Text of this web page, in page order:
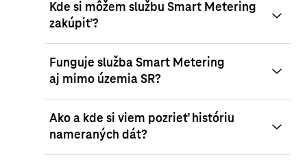
Kde si môžem službu Smart Metering
zakúpiť?
Funguje služba Smart Metering
aj mimo územia SR?
Ako a kde si viem pozrieť históriu
nameraných dát?